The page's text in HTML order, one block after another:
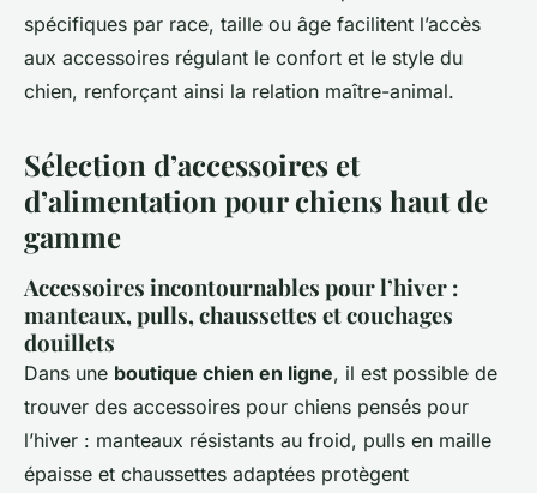
spécifiques par race, taille ou âge facilitent l’accès
aux accessoires régulant le confort et le style du
chien, renforçant ainsi la relation maître-animal.
Sélection d’accessoires et
d’alimentation pour chiens haut de
gamme
Accessoires incontournables pour l’hiver :
manteaux, pulls, chaussettes et couchages
douillets
Dans une boutique chien en ligne, il est possible de
trouver des accessoires pour chiens pensés pour
l’hiver : manteaux résistants au froid, pulls en maille
épaisse et chaussettes adaptées protègent